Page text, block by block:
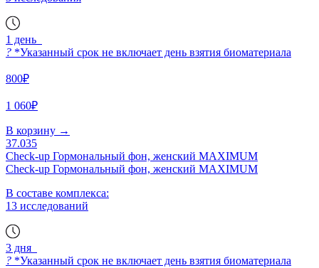
1 день
? *Указанный срок не включает день взятия биоматериала
800₽
1 060₽
В корзину →
37.035
Check-up Гормональный фон, женский MAXIMUM
Check-up Гормональный фон, женский MAXIMUM
В составе комплекса:
13 исследований
3 дня
? *Указанный срок не включает день взятия биоматериала